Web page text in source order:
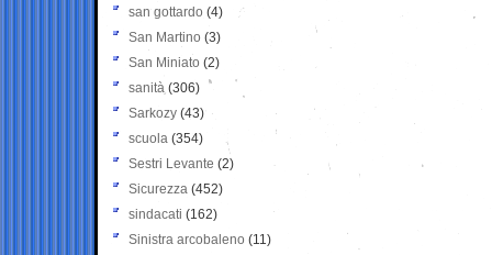
san gottardo (4)
San Martino (3)
San Miniato (2)
sanità (306)
Sarkozy (43)
scuola (354)
Sestri Levante (2)
Sicurezza (452)
sindacati (162)
Sinistra arcobaleno (11)